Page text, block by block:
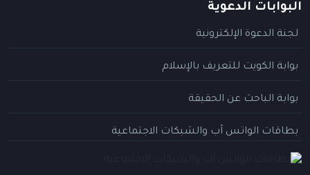
البوابات الدعوية
لجنة الدعوة الإلكترونية
بوابة الكويت للتعريف بالإسلام
بوابة الباحث عن الحقيقة
بطاقات الواتس آب والشبكات الاجتماعية